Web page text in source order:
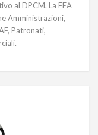
al DPCM. La FEA
Amministrazioni,
Patronati,